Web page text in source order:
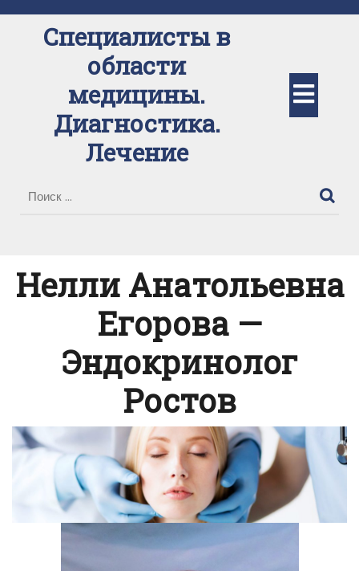
содержимомуСпециалисты в
области
медицины.
Диагностика.
Лечение
Нелли Анатольевна
Егорова —
Эндокринолог
Ростов